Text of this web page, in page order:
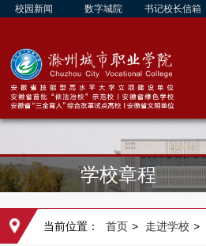
校园新闻 数字城院 书记校长信箱
学校章程
当前位置： 首页 > 走进学校 >